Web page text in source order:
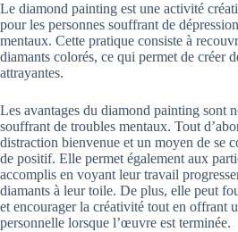
Le diamond painting est une activité
pour les personnes souffrant de
mentaux. Cette pratique consiste à
diamants colorés, ce qui permet de créer
attrayantes.
Les avantages du diamond painting sont
souffrant de troubles mentaux. Tout
distraction bienvenue et un moyen de se
de positif. Elle permet également aux
accomplis en voyant leur travail
diamants à leur toile. De plus, elle peut
et encourager la créativité tout en offrant
personnelle lorsque l’œuvre est terminée.